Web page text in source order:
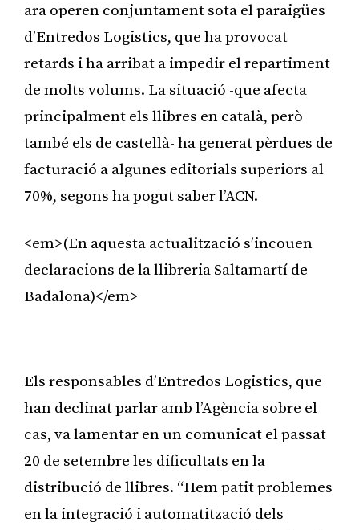
ara operen conjuntament sota el paraigües
d’Entredos Logistics, que ha provocat
retards i ha arribat a impedir el repartiment
de molts volums. La situació -que afecta
principalment els llibres en català, però
també els de castellà- ha generat pèrdues de
facturació a algunes editorials superiors al
70%, segons ha pogut saber l’ACN.
<em>(En aquesta actualització s’incouen
declaracions de la llibreria Saltamartí de
Badalona)</em>
Els responsables d’Entredos Logistics, que
han declinat parlar amb l’Agència sobre el
cas, va lamentar en un comunicat el passat
20 de setembre les dificultats en la
distribució de llibres. “Hem patit problemes
en la integració i automatització dels